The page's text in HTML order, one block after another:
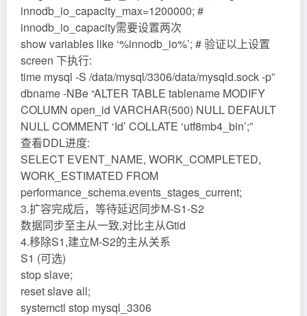
innodb_io_capacity_max=1200000; #
innodb_io_capacity需要设置两次
show variables like ‘%innodb_io%’; # 验证以上设置
screen 下执行:
time mysql -S /data/mysql/3306/data/mysqld.sock -p”
dbname -NBe “ALTER TABLE tablename MODIFY
COLUMN open_id VARCHAR(500) NULL DEFAULT
NULL COMMENT ‘Id’ COLLATE ‘utf8mb4_bin’;”
查看DDL进度:
SELECT EVENT_NAME, WORK_COMPLETED,
WORK_ESTIMATED FROM
performance_schema.events_stages_current;
3.扩容完成后，等待延迟同步M-S1-S2
数据同步至主从一致,对比主从Gtid
4.移除S1,建立M-S2的主从关系
S1 (可选)
stop slave;
reset slave all;
systemctl stop mysql_3306